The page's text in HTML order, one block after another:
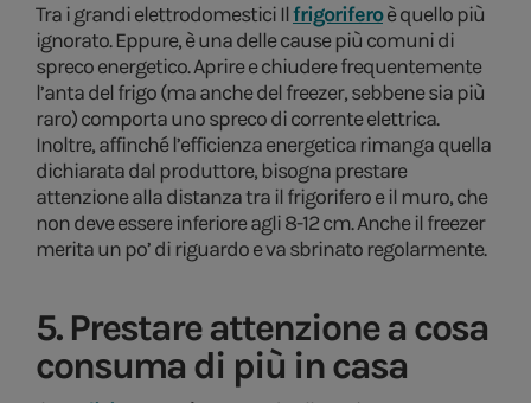
Tra i grandi elettrodomestici Ilfrigoriferoè quello più
ignorato. Eppure, è una delle cause più comuni di
spreco energetico. Aprire e chiudere frequentemente
l’anta del frigo (ma anche del freezer, sebbene sia più
raro) comporta uno spreco di corrente elettrica.
Inoltre, affinché l’efficienza energetica rimanga quella
dichiarata dal produttore, bisogna prestare
attenzione alla distanza tra il frigorifero e il muro, che
non deve essere inferiore agli 8-12 cm. Anche il freezer
merita un po’ di riguardo e va sbrinato regolarmente.
5. Prestare attenzione a cosa
consuma di più in casa